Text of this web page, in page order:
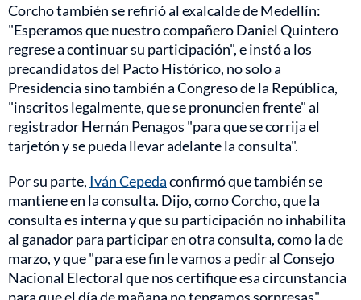
Corcho también se refirió al exalcalde de Medellín:
"Esperamos que nuestro compañero Daniel Quintero
regrese a continuar su participación", e instó a los
precandidatos del Pacto Histórico, no solo a
Presidencia sino también a Congreso de la República,
"inscritos legalmente, que se pronuncien frente" al
registrador Hernán Penagos "para que se corrija el
tarjetón y se pueda llevar adelante la consulta".
Por su parte, Iván Cepedaconfirmó que también se
mantiene en la consulta. Dijo, como Corcho, que la
consulta es interna y que su participación no inhabilita
al ganador para participar en otra consulta, como la de
marzo, y que "para ese fin le vamos a pedir al Consejo
Nacional Electoral que nos certifique esa circunstancia
para que el día de mañana no tengamos sorpresas".